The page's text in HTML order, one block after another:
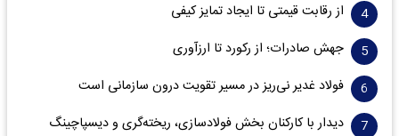
از رقابت قیمتی تا ایجاد تمایز کیفی
جهش صادرات؛ از رکورد تا ارزآوری
فولاد غدیر نی‌ریز در مسیر تقویت درون سازمانی است
دیدار با کارکنان بخش فولادسازی، ریخته‌گری و دیسپاچینگ